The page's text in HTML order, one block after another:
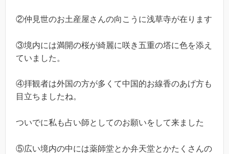
②仲見世のお土産屋さんの向こうに浅草寺が在ります
③境内には満開の桜が綺麗に咲き五重の塔に色を添え
ていました。
④拝観者は外国の方が多くて中国的お線香のあげ方も
目立ちましたね。
ついでに私も占い師としてのお願いをして来ました
⑤広い境内の中には薬師堂とか弁天堂とかたくさんの